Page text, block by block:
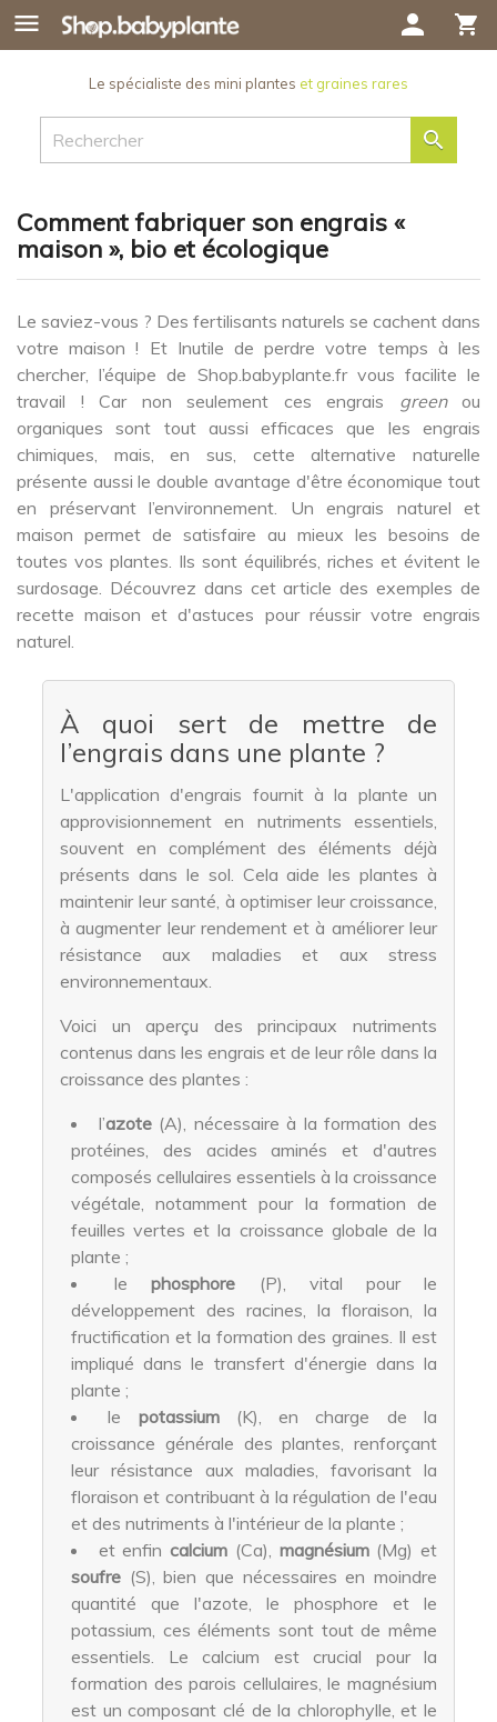
 shopping_cart
person
Le spécialiste des mini plantes et graines rares

Comment fabriquer son engrais «
maison », bio et écologique
Le saviez-vous ? Des fertilisants naturels se cachent dans
votre maison ! Et Inutile de perdre votre temps à les
chercher, l’équipe de Shop.babyplante.fr vous facilite le
travail ! Car non seulement ces engrais greenou
organiques sont tout aussi efficaces que les engrais
chimiques, mais, en sus, cette alternative naturelle
présente aussi le double avantage d'être économique tout
en préservant l’environnement. Un engrais naturel et
maison permet de satisfaire au mieux les besoins de
toutes vos plantes. Ils sont équilibrés, riches et évitent le
surdosage. Découvrez dans cet article des exemples de
recette maison et d'astuces pour réussir votre engrais
naturel.
À quoi sert de mettre de
l’engrais dans une plante ?
L'application d'engrais fournit à la plante un
approvisionnement en nutriments essentiels,
souvent en complément des éléments déjà
présents dans le sol. Cela aide les plantes à
maintenir leur santé, à optimiser leur croissance,
à augmenter leur rendement et à améliorer leur
résistance aux maladies et aux stress
environnementaux.
Voici un aperçu des principaux nutriments
contenus dans les engrais et de leur rôle dans la
croissance des plantes :
l’azote(A), nécessaire à la formation des
protéines, des acides aminés et d'autres
composés cellulaires essentiels à la croissance
végétale, notamment pour la formation de
feuilles vertes et la croissance globale de la
plante ;
lephosphore (P), vital pour le
développement des racines, la floraison, la
fructification et la formation des graines. Il est
impliqué dans le transfert d'énergie dans la
plante ;
le potassium(K), en charge de la
croissance générale des plantes, renforçant
leur résistance aux maladies, favorisant la
floraison et contribuant à la régulation de l'eau
et des nutriments à l'intérieur de la plante ;
et enfincalcium (Ca), magnésium(Mg) et
soufre (S), bien que nécessaires en moindre
quantité que l'azote, le phosphore et le
potassium, ces éléments sont tout de même
essentiels. Le calcium est crucial pour la
formation des parois cellulaires, le magnésium
est un composant clé de la chlorophylle, et le